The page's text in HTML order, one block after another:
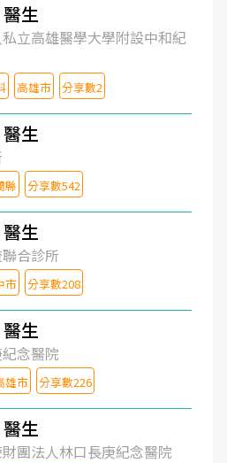
生
立高雄醫學大學附設中和紀
高雄市 分享數2
生
縣 分享數542
生
合診所
市 分享數208
生
念醫院
雄市 分享數226
生
團法人林口長庚紀念醫院